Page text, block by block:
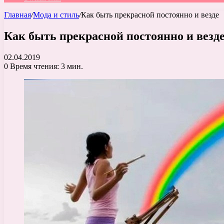
Главная/Мода и стиль/Как быть прекрасной постоянно и везде
Как быть прекрасной постоянно и
02.04.2019
0 Время чтения: 3 мин.